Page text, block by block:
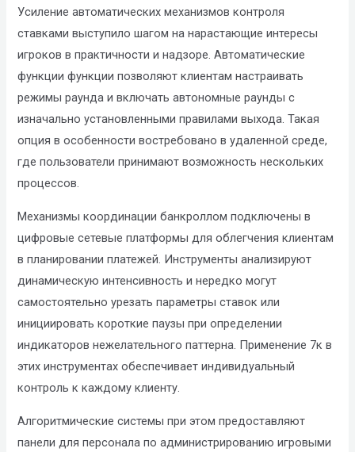
Усиление автоматических механизмов контроля
ставками выступило шагом на нарастающие интересы
игроков в практичности и надзоре. Автоматические
функции функции позволяют клиентам настраивать
режимы раунда и включать автономные раунды с
изначально установленными правилами выхода. Такая
опция в особенности востребовано в удаленной среде,
где пользователи принимают возможность нескольких
процессов.
Механизмы координации банкроллом подключены в
цифровые сетевые платформы для облегчения клиентам
в планировании платежей. Инструменты анализируют
динамическую интенсивность и нередко могут
самостоятельно урезать параметры ставок или
инициировать короткие паузы при определении
индикаторов нежелательного паттерна. Применение 7к в
этих инструментах обеспечивает индивидуальный
контроль к каждому клиенту.
Алгоритмические системы при этом предоставляют
панели для персонала по администрированию игровыми